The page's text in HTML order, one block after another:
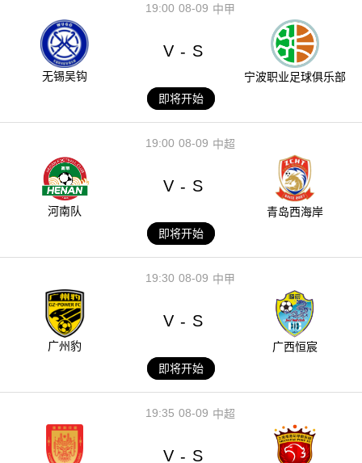
08-09
19:00 中甲
无锡吴钩
V - S
宁波职业足球俱乐部
即将开始
08-09
19:00 中超
河南队
V - S
青岛西海岸
即将开始
08-09
19:30 中甲
广州豹
V - S
广西恒宸
即将开始
08-09
19:35 中超
V - S